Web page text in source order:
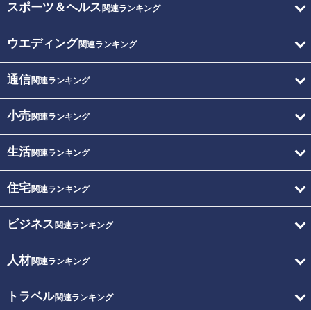
スポーツ＆ヘルス 関連ランキング
ウエディング関連ランキング
通信関連ランキング
小売関連ランキング
生活関連ランキング
住宅関連ランキング
ビジネス 関連ランキング
人材関連ランキング
トラベル関連ランキング